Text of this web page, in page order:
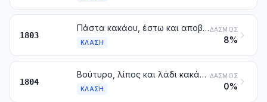
1803
Πάστα κακάου, έστω και αποβουτυρωμένη
ΚΛΆΣΗ
ΔΑΣΜΌΣ
8%
1804
Βούτυρο, λίπος και λάδι κακάου
ΚΛΆΣΗ
ΔΑΣΜΌΣ
0%